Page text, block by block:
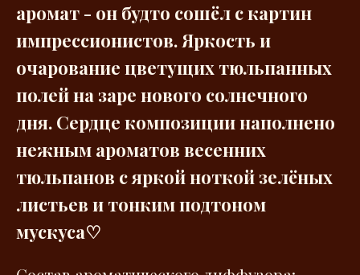
аромат - он будто сошёл с картин
импрессионистов. Яркость и
очарование цветущих тюльпанных
полей на заре нового солнечного
дня. Сердце композиции наполнено
нежным ароматов весенних
тюльпанов с яркой ноткой зелёных
листьев и тонким подтоном
мускуса♡